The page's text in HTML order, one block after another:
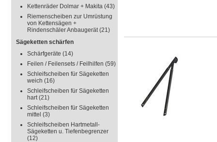
Kettenräder Dolmar + Makita (43)
Riemenscheiben zur Umrüstung
von Kettensägen +
Rindenschäler Anbaugerät(21)
Sägeketten schärfen
Schärfgeräte (14)
Feilen / Feilensets / Feilhilfen (59)
Schleifscheiben für Sägeketten
weich (16)
Schleifscheiben für Sägeketten
hart(21)
Schleifscheiben für Sägeketten
mittel (3)
Schleifscheiben Hartmetall-
Sägeketten u. Tiefenbegrenzer
(12)